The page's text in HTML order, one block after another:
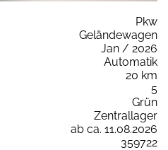
Pkw
Geländewagen
Jan / 2026
Automatik
20 km
5
Grün
Zentrallager
ab ca. 11.08.2026
359722